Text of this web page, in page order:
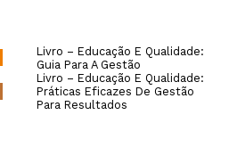
Livro – Educação E Qualidade:
Guia Para A Gestão
Livro – Educação E Qualidade:
Práticas Eficazes De Gestão
Para Resultados